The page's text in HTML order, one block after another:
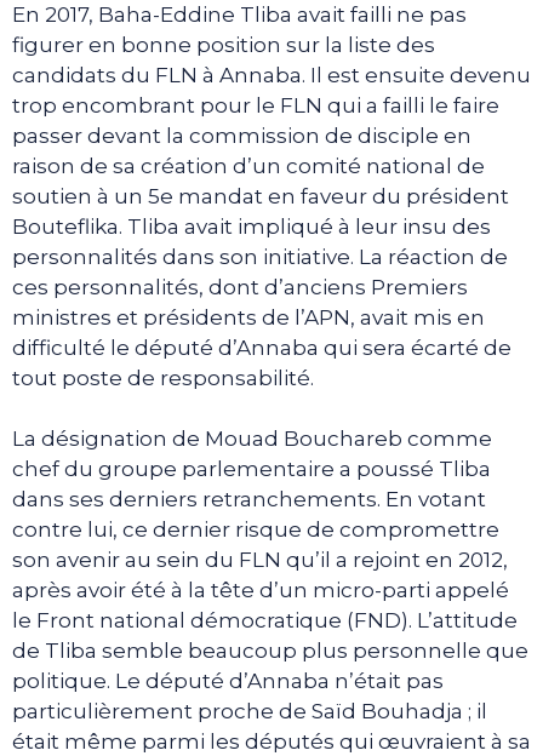
En 2017, Baha-Eddine Tliba avait failli ne pas
figurer en bonne position sur la liste des
candidats du FLN à Annaba. Il est ensuite devenu
trop encombrant pour le FLN qui a failli le faire
passer devant la commission de disciple en
raison de sa création d’un comité national de
soutien à un 5e mandat en faveur du président
Bouteflika. Tliba avait impliqué à leur insu des
personnalités dans son initiative. La réaction de
ces personnalités, dont d’anciens Premiers
ministres et présidents de l’APN, avait mis en
difficulté le député d’Annaba qui sera écarté de
tout poste de responsabilité.
La désignation de Mouad Bouchareb comme
chef du groupe parlementaire a poussé Tliba
dans ses derniers retranchements. En votant
contre lui, ce dernier risque de compromettre
son avenir au sein du FLN qu’il a rejoint en 2012,
après avoir été à la tête d’un micro-parti appelé
le Front national démocratique (FND). L’attitude
de Tliba semble beaucoup plus personnelle que
politique. Le député d’Annaba n’était pas
particulièrement proche de Saïd Bouhadja ; il
était même parmi les députés qui œuvraient à sa